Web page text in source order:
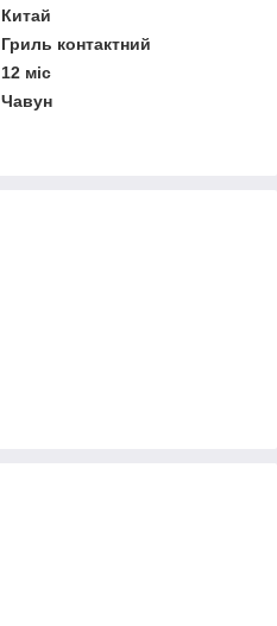
Китай
Гриль контактний
12 міс
Чавун